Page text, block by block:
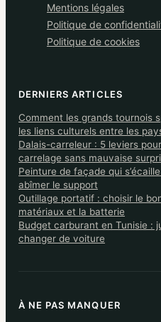
Mentions légales
Politique de
Politique de cookies
DERNIERS ARTICLES
Comment les grands tournois
les liens culturels entre les
Dalais-carreleur : 5 leviers
carrelage sans mauvaise
Peinture de façade qui
abîmer le support
Outillage portatif : choisir le
matériaux et la batterie
Budget carburant en Tunisie :
changer de voiture
À NE PAS MANQUER